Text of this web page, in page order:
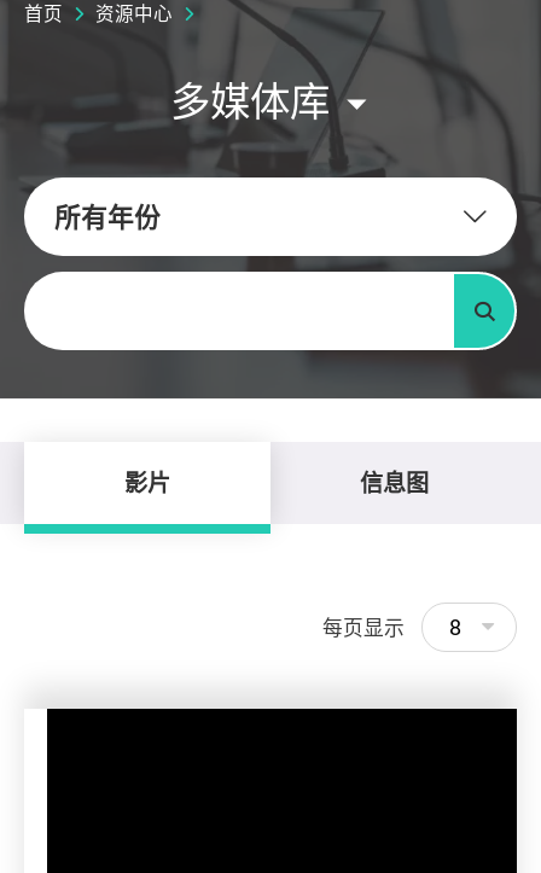
首页 资源中心
多媒体库
所有年份
关键字
搜寻
影片 信息图
每页显示 8